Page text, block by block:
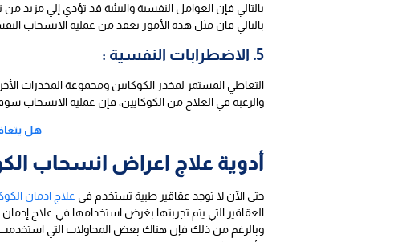
بالتالي فإن العوامل النفسية والبيئية قد تؤدي إلي مزيد
بالتالي فان مثل هذه الأمور تعقد من عملية الانسحاب
5. الاضطرابات النفسية :
التعاطي المستمر لمخدر الكوكايين ومجموعة المخدرات
والرغبة في العلاج من الكوكايين، فإن عملية
هل
أدوية علاج اعراض انسحاب
حتى الآن لا توجد عقاقير طبية تستخدم في علاج ادمان
العقاقير التي يتم تجربتها بغرض استخدامها في علاج إدمان